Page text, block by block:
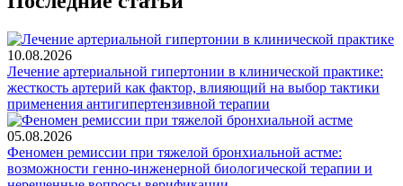
10.08.2026
Лечение артериальной гипертонии в клинической практике:
жесткость артерий как фактор, влияющий на выбор тактики
применения антигипертензивной терапии
05.08.2026
Феномен ремиссии при тяжелой бронхиальной астме:
возможности генно-инженерной биологической терапии и